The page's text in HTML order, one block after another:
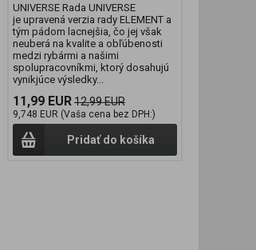
UNIVERSE Rada UNIVERSE
je upravená verzia rady ELEMENT a
tým pádom lacnejšia, čo jej však
neuberá na kvalite a obľúbenosti
medzi rybármi a našimi
spolupracovníkmi, ktorý dosahujú
vynikjúce výsledky...
11,99 EUR12,99 EUR
9,748 EUR (Vaša cena bez DPH:)
Pridať do košíka